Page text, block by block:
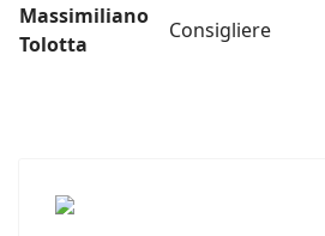
Massimiliano
Tolotta
Consigliere